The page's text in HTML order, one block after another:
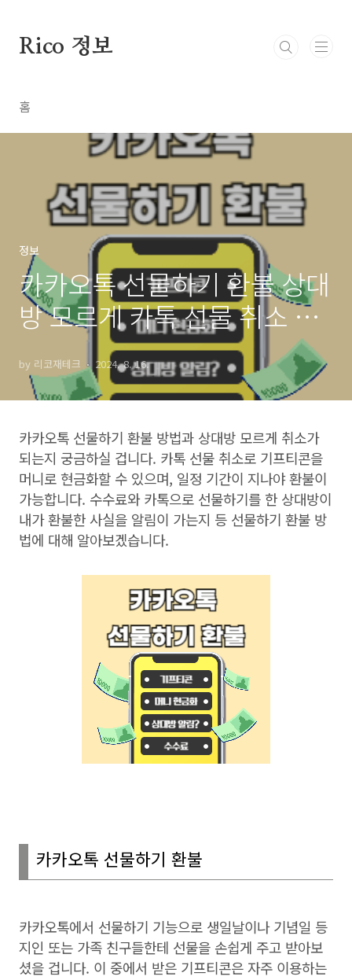
Rico 정보
홈
정보
카카오톡 선물하기 환불 상대
방 모르게 카톡 선물 취소 머
니 현금화 방법 기간 알림 알
기
by 리코재테크 2024. 8. 16.
카카오톡 선물하기 환불 방법과 상대방 모르게 취소가
되는지 궁금하실 겁니다. 카톡 선물 취소로 기프티콘을
머니로 현금화할 수 있으며, 일정 기간이 지나야 환불이
가능합니다. 수수료와 카톡으로 선물하기를 한 상대방이
내가 환불한 사실을 알림이 가는지 등 선물하기 환불 방
법에 대해 알아보겠습니다.
카카오톡 선물하기 환불
카카오톡에서 선물하기 기능으로 생일날이나 기념일 등
지인 또는 가족 친구들한테 선물을 손쉽게 주고 받아보
셨을 겁니다. 이 중에서 받은 기프티콘은 자주 이용하는